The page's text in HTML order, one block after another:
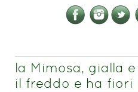
la Mimosa, gialla
il freddo e ha fiori